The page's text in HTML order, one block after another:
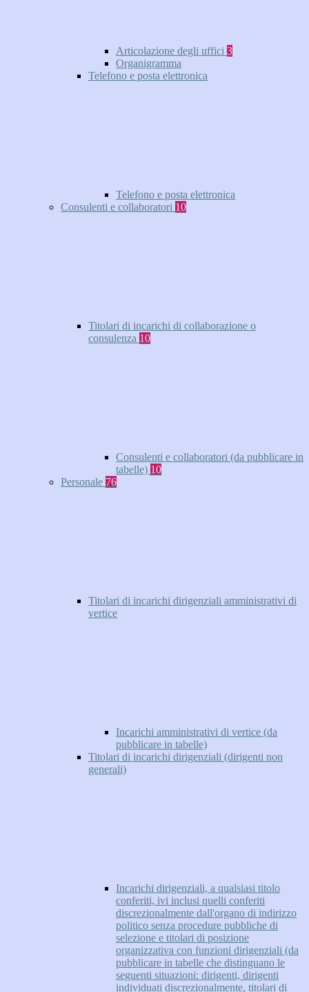
Articolazione degli uffici 3
Organigramma
Telefono e posta elettronica
Telefono e posta elettronica
Consulenti e collaboratori 10
Titolari di incarichi di collaborazione o
consulenza 10
Consulenti e collaboratori (da pubblicare in
tabelle) 10
Personale 76
Titolari di incarichi dirigenziali amministrativi di
vertice
Incarichi amministrativi di vertice (da
pubblicare in tabelle)
Titolari di incarichi dirigenziali (dirigenti non
generali)
Incarichi dirigenziali, a qualsiasi titolo
conferiti, ivi inclusi quelli conferiti
discrezionalmente dall'organo di indirizzo
politico senza procedure pubbliche di
selezione e titolari di posizione
organizzativa con funzioni dirigenziali (da
pubblicare in tabelle che distinguano le
seguenti situazioni: dirigenti, dirigenti
individuati discrezionalmente, titolari di